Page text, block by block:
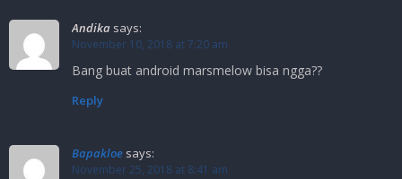
Andika says:
November 10, 2018 at 7:20 am
Bang buat android marsmelow bisa ngga??
Reply
Bapakloe says:
November 25, 2018 at 8:41 am